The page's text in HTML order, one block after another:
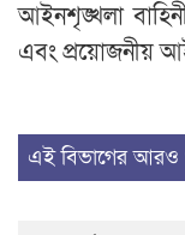
আইনশৃঙ্খলা
এবং প্রয়োজনীয়
এই বিভাগের